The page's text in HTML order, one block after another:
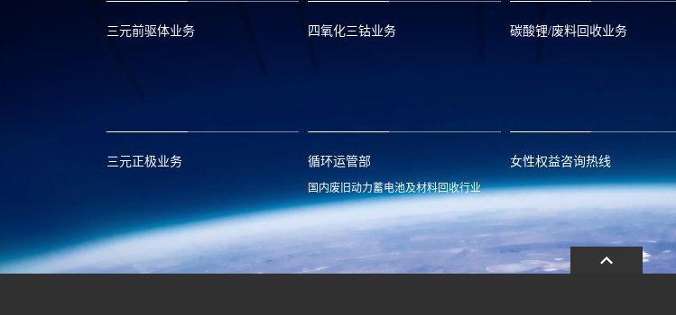
三元前驱体业务 四氧化三钴业务 碳酸锂/废料回收业务
三元正极业务 循环运管部
国内废旧动力蓄电池及材料回收行业
hyxh@huayou.com
女性权益咨询热线
13486326037